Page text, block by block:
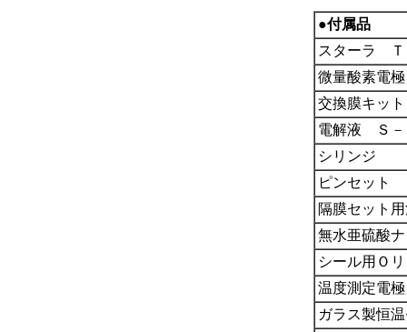
●付属品
スターラ Ｔ
微量酸素電
交換膜キッ
電解液 Ｓ
シリンジ
ピンセット
隔膜セット
無水亜硫酸
シール用Ｏ
温度測定電
ガラス製恒